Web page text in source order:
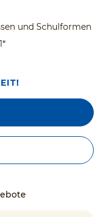
und Schulformen